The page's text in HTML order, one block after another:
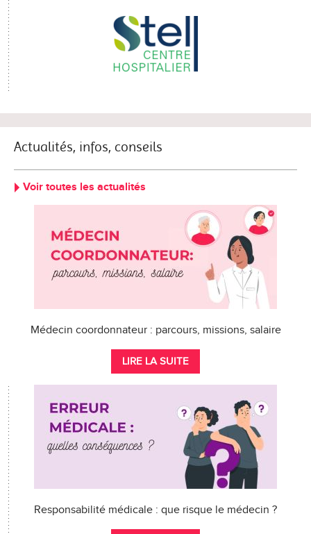
Actualités, infos, conseils
Voir toutes les actualités
Médecin coordonnateur : parcours, missions, salaire
LIRE LA SUITE
Responsabilité médicale : que risque le médecin ?